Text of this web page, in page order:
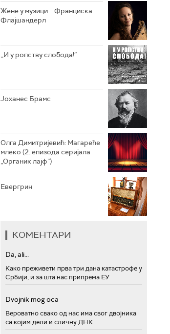
РАДИО ВРТЕШКА
РАДИО ЏЕЗЕР
Жене у музици – Франциска
Флајшандерл
,,И у ропству слобода!“
Јоханес Брамс
Олга Димитријевић: Магареће
млеко (2. епизода серијала
„Органик лајф”)
Евергрин
КОМЕНТАРИ
Da, ali...
Како преживети прва три дана катастрофе у
Србији, и за шта нас припрема ЕУ
Dvojnik mog oca
Вероватно свако од нас има свог двојника
са којим дели и сличну ДНК